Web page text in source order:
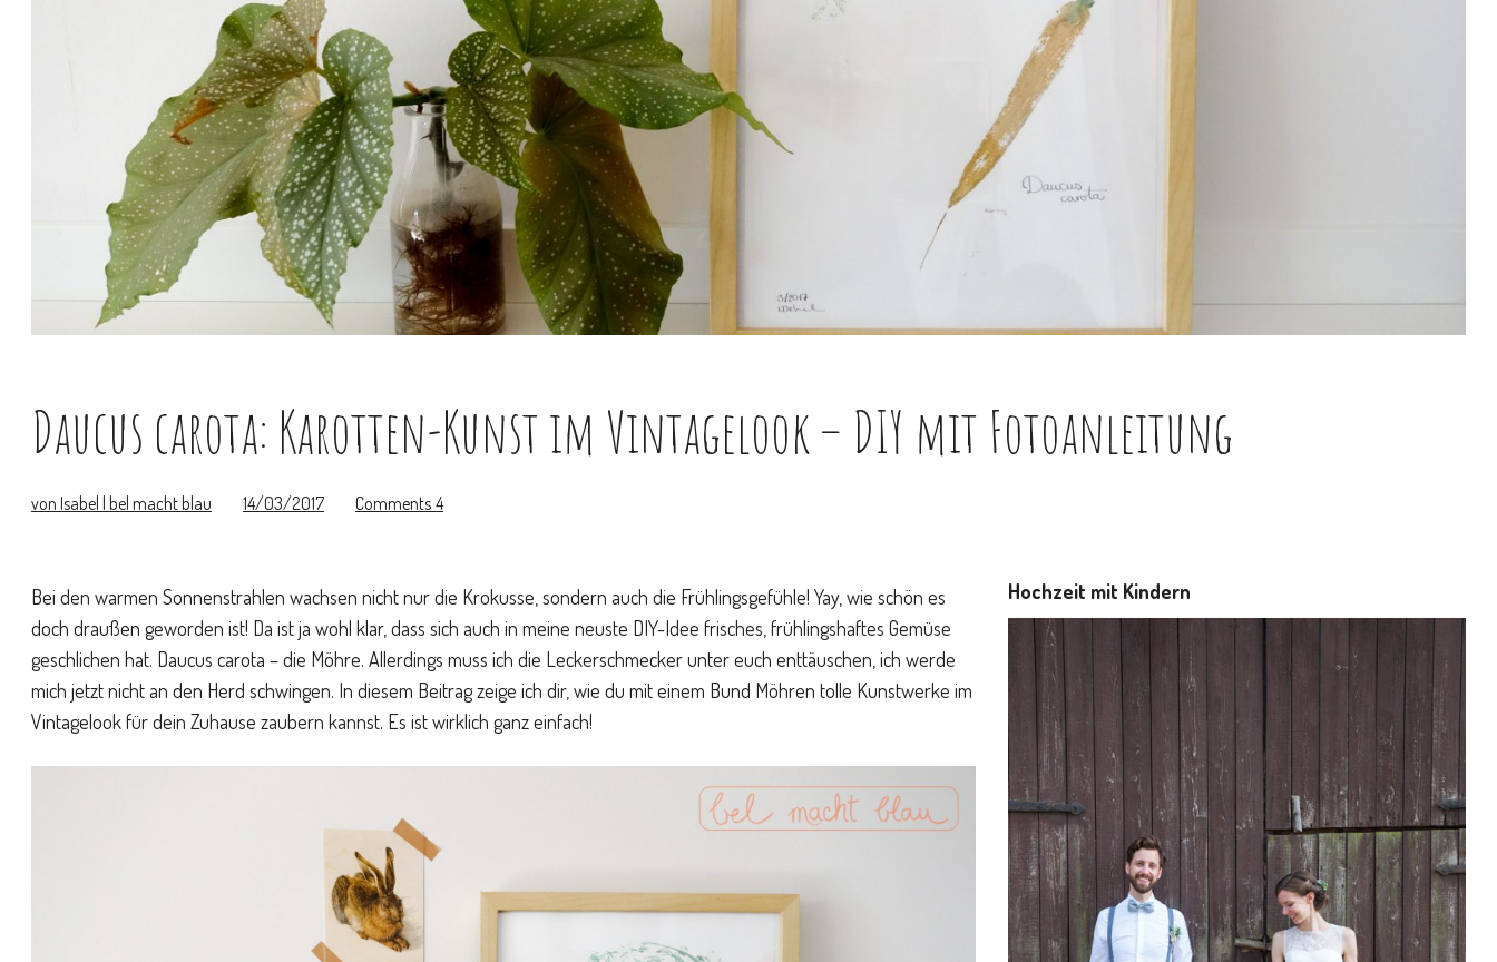
Daucus carota: Karotten-Kunst im Vintagelook – DIY mit Fotoanleitung
von Isabel | bel macht blau 14/03/2017 Comments 4
Bei den warmen Sonnenstrahlen wachsen nicht nur die Krokusse, sondern auch die Frühlingsgefühle! Yay, wie schön es
doch draußen geworden ist! Da ist ja wohl klar, dass sich auch in meine neuste DIY-Idee frisches, frühlingshaftes Gemüse
geschlichen hat. Daucus carota – die Möhre. Allerdings muss ich die Leckerschmecker unter euch enttäuschen, ich werde
mich jetzt nicht an den Herd schwingen. In diesem Beitrag zeige ich dir, wie du mit einem Bund Möhren tolle Kunstwerke im
Vintagelook für dein Zuhause zaubern kannst. Es ist wirklich ganz einfach!
Hochzeit mit Kindern